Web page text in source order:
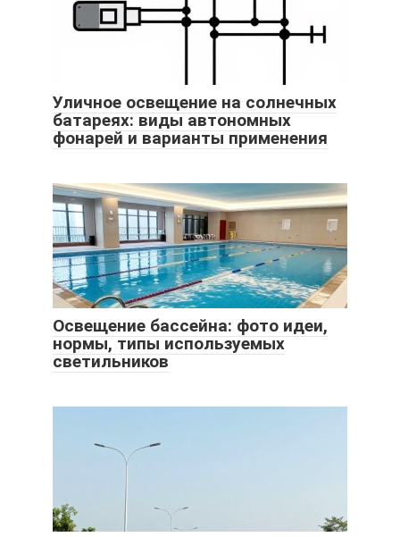
Уличное освещение на солнечных
батареях: виды автономных
фонарей и варианты применения
Освещение бассейна: фото идеи,
нормы, типы используемых
светильников